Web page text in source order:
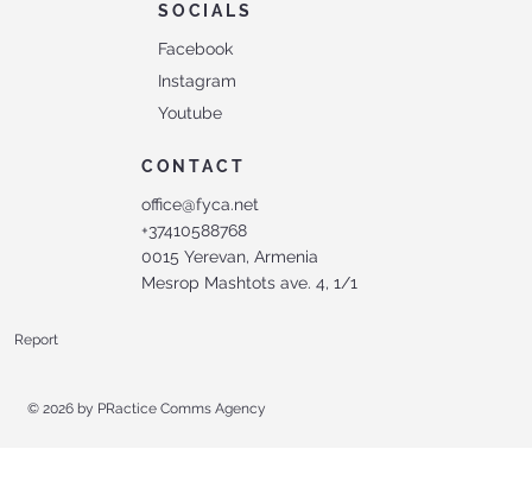
SOCIALS
Facebook
Instagram
Youtube
CONTACT
office@fyca.net
+37410588768
0015 Yerevan, Armenia
Mesrop Mashtots ave. 4, 1/1
Report
© 2026 by PRactice Comms Agency